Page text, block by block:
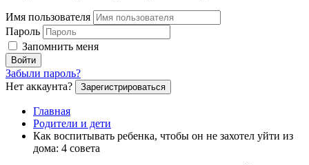
Имя пользователя
Пароль
Запомнить меня
Войти
Забыли пароль?
Нет аккаунта?
Зарегистрироваться
Главная
Родители и дети
Как воспитывать ребенка, чтобы он не захотел уйти из
дома: 4 совета